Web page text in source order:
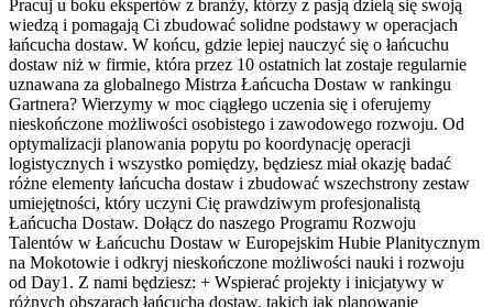
Pracuj u boku ekspertów z branży, którzy z pasją dzielą się swoją
wiedzą i pomagają Ci zbudować solidne podstawy w operacjach
łańcucha dostaw. W końcu, gdzie lepiej nauczyć się o łańcuchu
dostaw niż w firmie, która przez 10 ostatnich lat zostaje regularnie
uznawana za globalnego Mistrza Łańcucha Dostaw w rankingu
Gartnera? Wierzymy w moc ciągłego uczenia się i oferujemy
nieskończone możliwości osobistego i zawodowego rozwoju. Od
optymalizacji planowania popytu po koordynację operacji
logistycznych i wszystko pomiędzy, będziesz miał okazję badać
różne elementy łańcucha dostaw i zbudować wszechstrony zestaw
umiejętności, który uczyni Cię prawdziwym profesjonalistą
Łańcucha Dostaw. Dołącz do naszego Programu Rozwoju
Talentów w Łańcuchu Dostaw w Europejskim Hubie Planitycznym
na Mokotowie i odkryj nieskończone możliwości nauki i rozwoju
od Day1. Z nami będziesz: + Wspierać projekty i inicjatywy w
różnych obszarach łańcucha dostaw, takich jak planowanie